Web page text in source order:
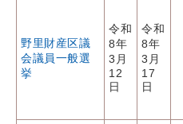
野里財産区議
会議員一般選
挙
令和
8年
3月
12
日
令和
8年
3月
17
日